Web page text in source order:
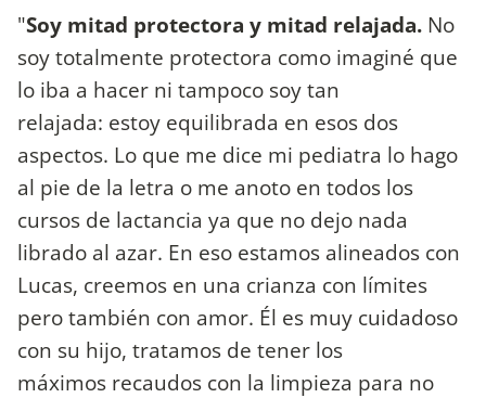
"Soy mitad protectora y mitad relajada. No
soy totalmente protectora como imaginé que
lo iba a hacer ni tampoco soy tan
relajada: estoy equilibrada en esos dos
aspectos. Lo que me dice mi pediatra lo hago
al pie de la letra o me anoto en todos los
cursos de lactancia ya que no dejo nada
librado al azar. En eso estamos alineados con
Lucas, creemos en una crianza con límites
pero también con amor. Él es muy cuidadoso
con su hijo, tratamos de tener los
máximos recaudos con la limpieza para no